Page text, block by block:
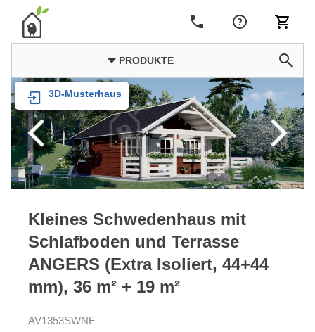
PRODUKTE
3D-Musterhaus
Kleines Schwedenhaus mit
Schlafboden und Terrasse
ANGERS (Extra Isoliert, 44+44
mm), 36 m² + 19 m²
AV1353SWNF